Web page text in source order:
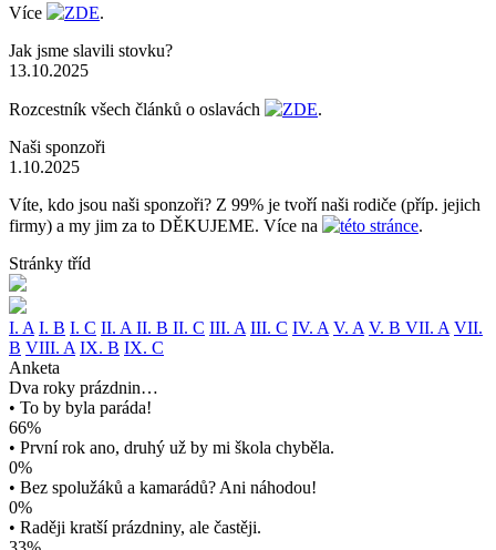
Více ZDE.
Jak jsme slavili stovku?
13.10.2025
Rozcestník všech článků o oslavách ZDE.
Naši sponzoři
1.10.2025
Víte, kdo jsou naši sponzoři? Z 99% je tvoří naši rodiče (příp. jejich
firmy) a my jim za to DĚKUJEME. Více na
této stránce.
Stránky tříd
I. A I. B I. C II. A II. B II. C III. A III. C IV. A V. A V. B VII. A VII.
B VIII. A IX. B IX. C
Anketa
Dva roky prázdnin…
• To by byla paráda!
66%
• První rok ano, druhý už by mi škola chyběla.
0%
• Bez spolužáků a kamarádů? Ani náhodou!
0%
• Raději kratší prázdniny, ale častěji.